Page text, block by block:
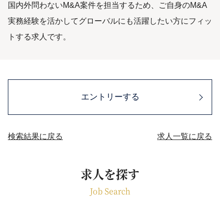
国内外問わないM&A案件を担当するため、ご自身のM&A
実務経験を活かしてグローバルにも活躍したい方にフィッ
トする求人です。
エントリーする
検索結果に戻る 求人一覧に戻る
求人を探す
Job Search